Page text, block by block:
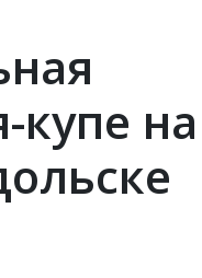
купе на